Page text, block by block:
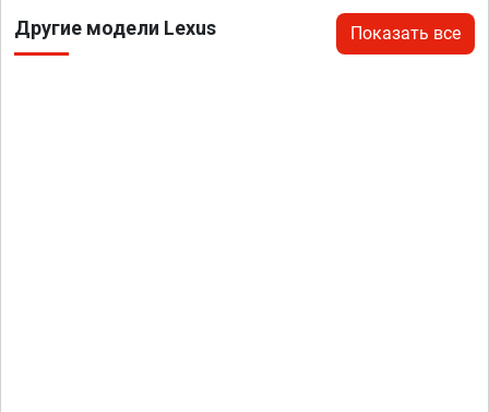
Другие модели Lexus Показать все